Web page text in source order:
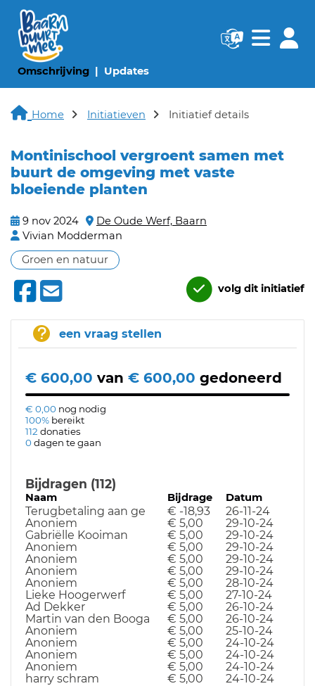
Omschrijving(huidige pagina)
Updates(huidige pagina)
Navigatie
Home Initiatieven Initiatief details
Montinischool vergroent samen met
buurt de omgeving met vaste
bloeiende planten
9 nov 2024
De Oude Werf, Baarn
Vivian Modderman
Groen en natuur
volg dit initiatief
een vraag stellen
€ 600,00 van € 600,00 gedoneerd
€ 0,00 nog nodig
100% bereikt
112 donaties
0dagen te gaan
Bijdragen (112)
Naam Bijdrage Datum
Terugbetaling aan ge € -18,93
26-11-24
Anoniem
€ 5,00
29-10-24
Gabriëlle Kooiman
€ 5,00
29-10-24
Anoniem
€ 5,00
29-10-24
Anoniem
€ 5,00
29-10-24
Anoniem
€ 5,00
29-10-24
Anoniem
€ 5,00
28-10-24
Lieke Hoogerwerf
€ 5,00
27-10-24
Ad Dekker
€ 5,00
26-10-24
Martin van den Booga
€ 5,00
26-10-24
Anoniem
€ 5,00
25-10-24
Anoniem
€ 5,00
24-10-24
Anoniem
€ 5,00
24-10-24
Anoniem
€ 5,00
24-10-24
harry schram
€ 5,00 24-10-24